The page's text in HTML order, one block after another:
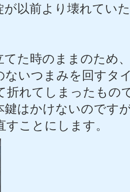
が以前より壊れてい
てた時のままのため
ないつまみを回すタ
折れてしまったもの
鍵はかけないのです
ことにします。